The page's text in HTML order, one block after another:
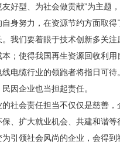
好型、为社会做贡献”为主题
自身努力，在资源节约方面取
。我们要着眼于技术创新多关
本；使得我国再生资源回收利
电缆行业的领跑者将指日可待。
因企业也当担起责任。
的社会责任担当不仅仅是慈善
保、扩大就业机会、共建和谐
引领社会风尚的企业，会得